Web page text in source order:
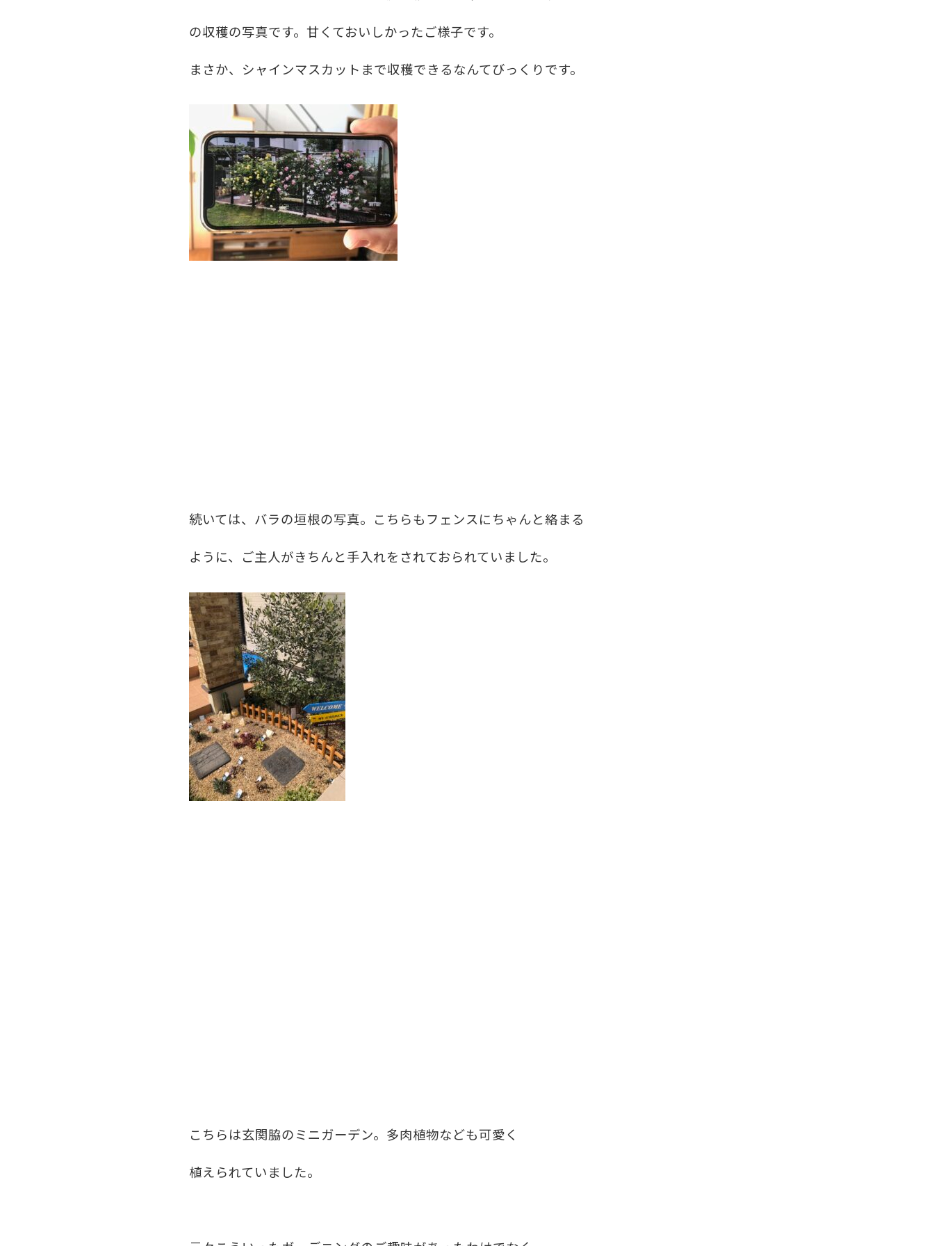
の収穫の写真です。甘くておいしかったご様子です。
まさか、シャインマスカットまで収穫できるなんてびっくりです。
続いては、バラの垣根の写真。こちらもフェンスにちゃんと絡まる
ように、ご主人がきちんと手入れをされておられていました。
こちらは玄関脇のミニガーデン。多肉植物なども可愛く
植えられていました。